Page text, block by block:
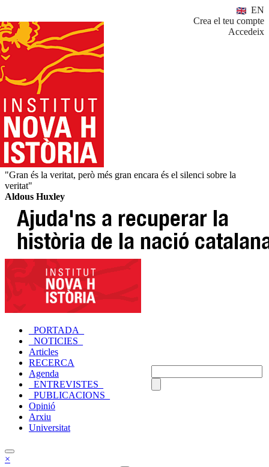
EN
Crea el teu compte
Accedeix
"Gran és la veritat, però més gran encara és el silenci sobre la
veritat"
Aldous Huxley
_PORTADA_
_NOTICIES_
Articles
RECERCA
Agenda
_ENTREVISTES_
_PUBLICACIONS_
Opinió
Arxiu
Universitat
×